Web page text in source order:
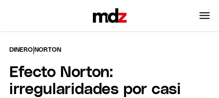
DINERO |NORTON
Efecto Norton:
irregularidades por casi